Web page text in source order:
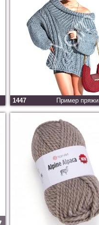
1447 Пример пряжи